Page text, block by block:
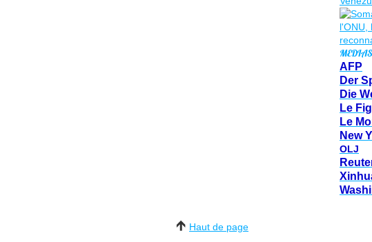
AFP
Der
Die
Le
Le
New
OLJ
Haut de page